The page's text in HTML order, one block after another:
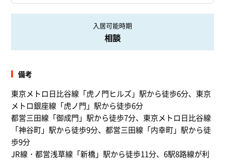
入居可能時期
相談
備考
東京メトロ日比谷線「虎ノ門ヒルズ」駅から徒歩6分​、東京
メトロ銀座線「虎ノ門」駅から徒歩6分​
都営三田線「御成門」駅から徒歩7分​、東京メトロ日比谷線
「神谷町」駅から徒歩9分、都営三田線「内幸町」駅から徒
歩9分​
JR線・都営浅草線「新橋」駅から徒歩11分​、6駅8路線が利